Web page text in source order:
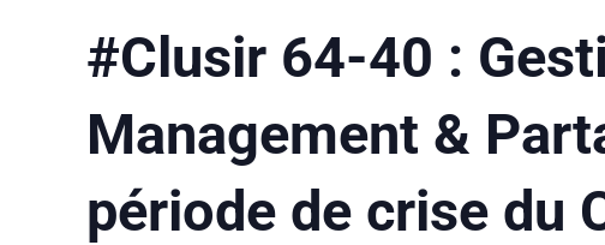
#Clusir 64-40 :
Management &
période de crise du